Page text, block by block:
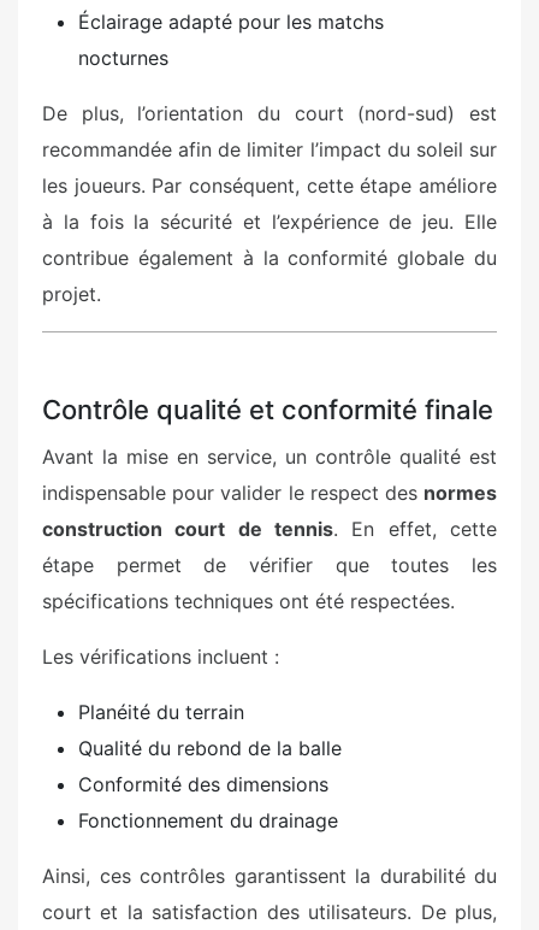
Éclairage adapté pour les matchs
nocturnes
De plus, l’orientation du court (nord-sud) est
recommandée afin de limiter l’impact du soleil sur
les joueurs. Par conséquent, cette étape améliore
à la fois la sécurité et l’expérience de jeu. Elle
contribue également à la conformité globale du
projet.
Contrôle qualité et conformité finale
Avant la mise en service, un contrôle qualité est
indispensable pour valider le respect des normes
construction court de tennis. En effet, cette
étape permet de vérifier que toutes les
spécifications techniques ont été respectées.
Les vérifications incluent :
Planéité du terrain
Qualité du rebond de la balle
Conformité des dimensions
Fonctionnement du drainage
Ainsi, ces contrôles garantissent la durabilité du
court et la satisfaction des utilisateurs. De plus,